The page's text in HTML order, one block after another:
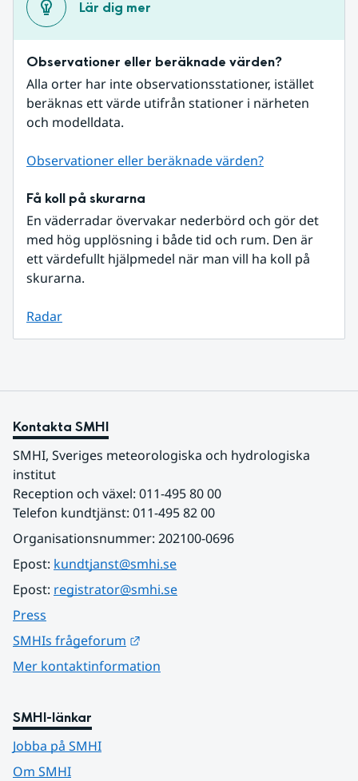
Lär dig mer
Observationer eller beräknade värden?
Alla orter har inte observationsstationer, istället
beräknas ett värde utifrån stationer i närheten
och modelldata.
Observationer eller beräknade värden?
Få koll på skurarna
En väderradar övervakar nederbörd och gör det
med hög upplösning i både tid och rum. Den är
ett värdefullt hjälpmedel när man vill ha koll på
skurarna.
Radar
Kontakta SMHI
SMHI, Sveriges meteorologiska och hydrologiska
institut
Reception och växel: 011-495 80 00
Telefon kundtjänst: 011-495 82 00
Organisationsnummer: 202100-0696
Epost: kundtjanst@smhi.se
Epost: registrator@smhi.se
Press
SMHIs frågeforum
Mer kontaktinformation
SMHI-länkar
Jobba på SMHI
Om SMHI